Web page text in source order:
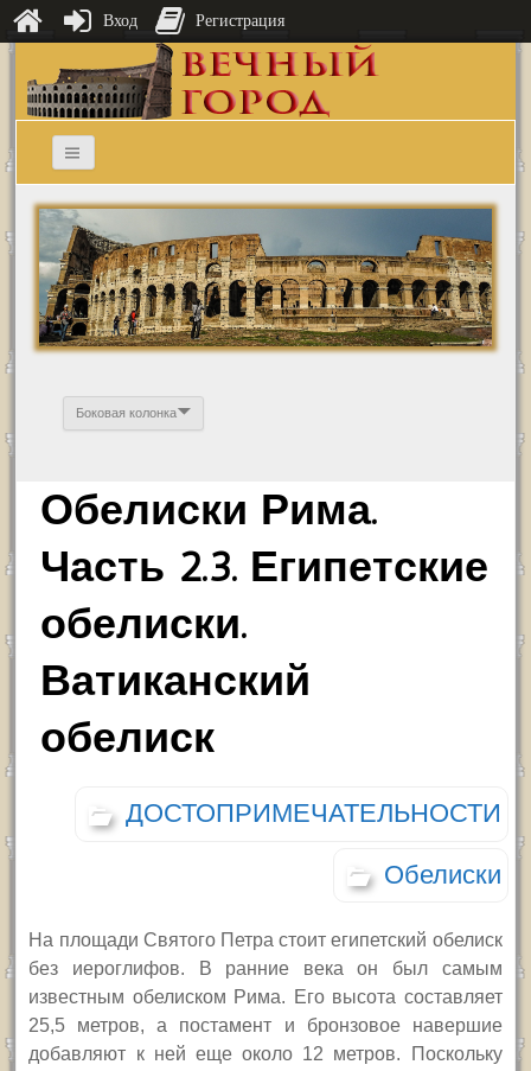
Боковая колонка
Обелиски Рима.
Часть 2.3. Египетские
обелиски.
Ватиканский
обелиск
ДОСТОПРИМЕЧАТЕЛЬНОСТИ
Обелиски
На площади Святого Петра стоит египетский обелиск
без иероглифов. В ранние века он был самым
известным обелиском Рима. Его высота составляет
25,5 метров, а постамент и бронзовое навершие
добавляют к ней еще около 12 метров. Поскольку
Вход Регистрация